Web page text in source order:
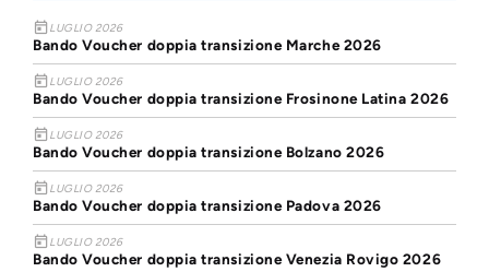
today LUGLIO 2026
Bando Voucher doppia transizione Marche 2026
today LUGLIO 2026
Bando Voucher doppia transizione Frosinone Latina 2026
today LUGLIO 2026
Bando Voucher doppia transizione Bolzano 2026
today LUGLIO 2026
Bando Voucher doppia transizione Padova 2026
today LUGLIO 2026
Bando Voucher doppia transizione Venezia Rovigo 2026